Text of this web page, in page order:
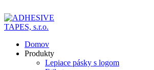
Domov
Produkty
Lepiace pásky s logom